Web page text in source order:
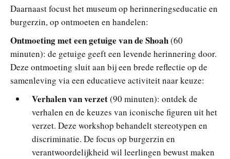
Daarnaast focust het museum op herinneringseducatie en
burgerzin, op ontmoeten en handelen:
Ontmoeting met een getuige van de Shoah(60
minuten): de getuige geeft een levende herinnering door.
Deze ontmoeting sluit aan bij een brede reflectie op de
samenleving via een educatieve activiteit naar keuze:
Verhalen van verzet(90 minuten): ontdek de
verhalen en de keuzes van iconische figuren uit het
verzet. Deze workshop behandelt stereotypen en
discriminatie. De focus op burgerzin en
verantwoordelijkheid wil leerlingen bewust maken